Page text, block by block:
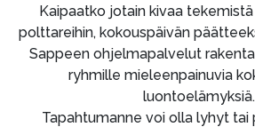
Kaipaatko jotain kivaa
polttareihin, kokouspäivän
Sappeen ohjelmapalvelut
ryhmille mieleenpainuvia
luontoelämyksiä.
Tapahtumanne voi olla lyhyt tai